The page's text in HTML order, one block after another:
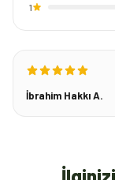
1
İbrahim Hakkı A.